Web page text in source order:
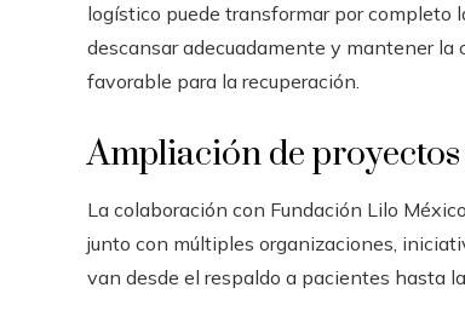
logístico puede transformar por completo
descansar adecuadamente y mantener
favorable para la recuperación.
Ampliación de
La colaboración con Fundación Lilo
junto con múltiples organizaciones,
van desde el respaldo a pacientes hasta